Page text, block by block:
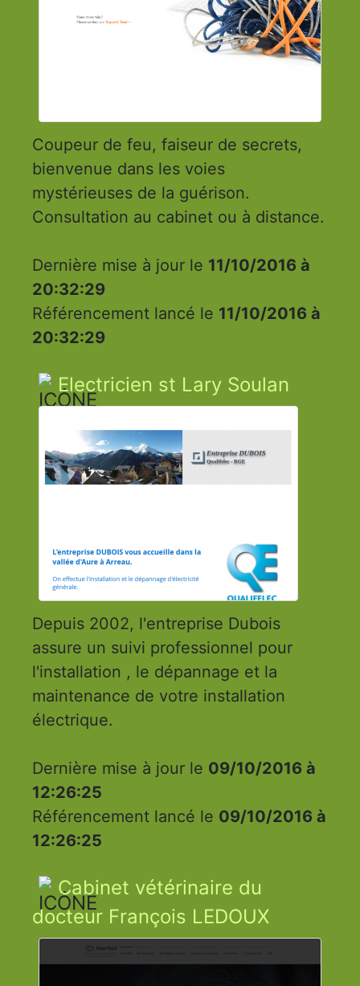
Coupeur de feu, faiseur de secrets,
bienvenue dans les voies
mystérieuses de la guérison.
Consultation au cabinet ou à distance.
Dernière mise à jour le 11/10/2016 à
20:32:29
Référencement lancé le 11/10/2016 à
20:32:29
Electricien st Lary Soulan
Depuis 2002, l'entreprise Dubois
assure un suivi professionnel pour
l'installation , le dépannage et la
maintenance de votre installation
électrique.
Dernière mise à jour le 09/10/2016 à
12:26:25
Référencement lancé le 09/10/2016 à
12:26:25
Cabinet vétérinaire du
docteur François LEDOUX